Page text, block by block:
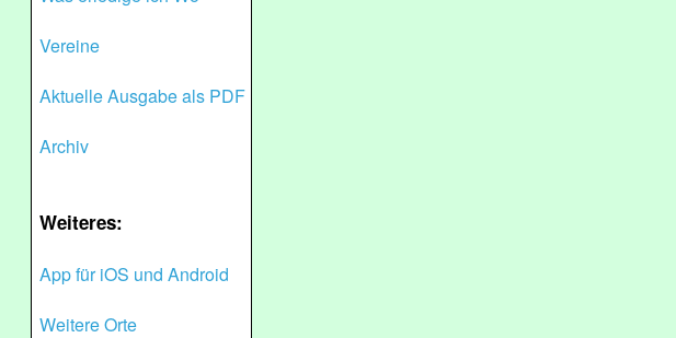
Vereine
Aktuelle Ausgabe als PDF
Archiv
Weiteres:
App für iOS und Android
Weitere Orte